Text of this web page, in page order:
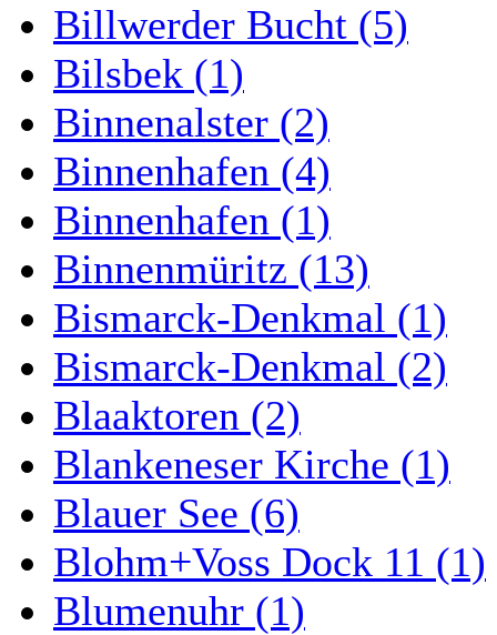
Billwerder Bucht (5)
Bilsbek (1)
Binnenalster (2)
Binnenhafen (4)
Binnenhafen (1)
Binnenmüritz (13)
Bismarck-Denkmal (1)
Bismarck-Denkmal (2)
Blaaktoren (2)
Blankeneser Kirche (1)
Blauer See (6)
Blohm+Voss Dock 11 (1)
Blumenuhr (1)